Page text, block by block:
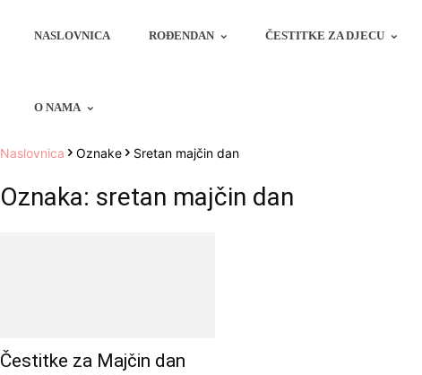
NASLOVNICA ROĐENDAN ČESTITKE ZA DJECU
O NAMA
Naslovnica Oznake Sretan majčin dan
Oznaka: sretan majčin dan
Čestitke za Majčin dan